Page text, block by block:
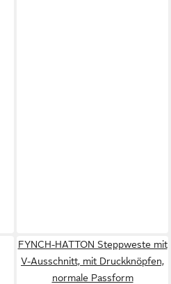
FYNCH-HATTON Steppweste mit
V-Ausschnitt, mit Druckknöpfen,
normale Passform